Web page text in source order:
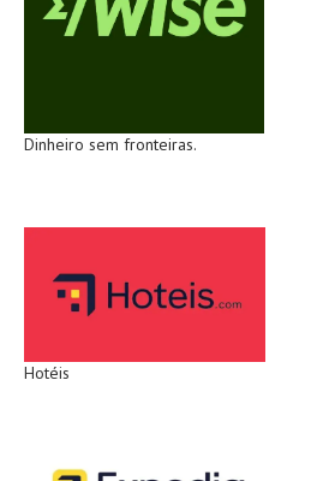
Dinheiro sem fronteiras.
Hotéis